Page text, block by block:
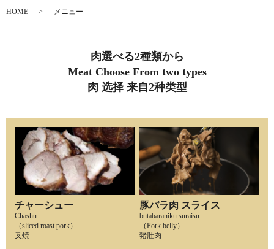
HOME メニュー
肉選べる2種類から
Meat Choose From two types
肉 选择 来自2种类型
チャーシュー
Chashu
（sliced roast pork）
叉焼
豚バラ肉 スライス
butabaraniku suraisu
（Pork belly）
猪肚肉